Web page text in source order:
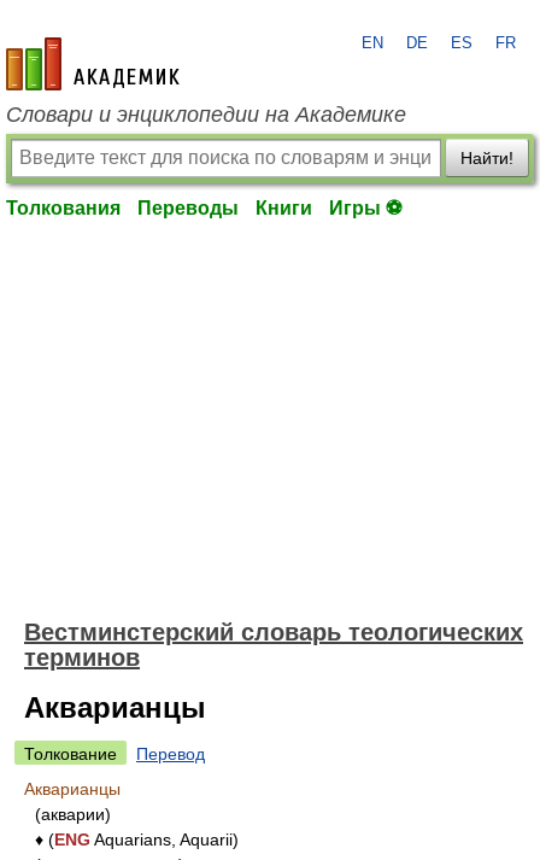
academic.ru
EN DE ES FR
Словари и энциклопедии на Академике
Найти!
Толкования Переводы Книги Игры ⚽
Вестминстерский словарь теологических
терминов
Акварианцы
Толкование
Перевод
Акварианцы
(акварии)
♦ (ENG Aquarians, Aquarii)